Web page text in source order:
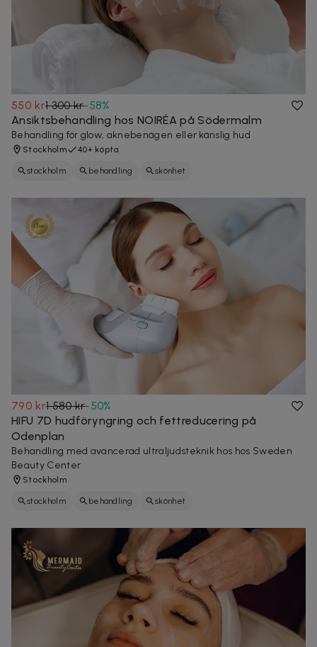
550 kr1 300 kr-58%
Ansiktsbehandling hos NOIRÉA på Södermalm
Behandling för glow, aknebenägen eller känslig hud
Stockholm 40+ köpta
stockholm behandling skönhet
790 kr1 580 kr-50%
HIFU 7D hudföryngring och fettreducering på
Odenplan
Behandling med avancerad ultraljudsteknik hos hos Sweden
Beauty Center
Stockholm
stockholm behandling skönhet